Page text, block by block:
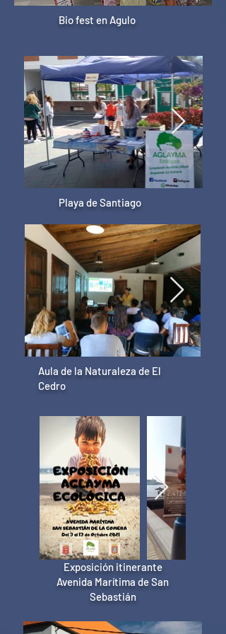
Bio fest en Agulo
Playa de Santiago
Aula de la Naturaleza de El
Cedro
Exposición itinerante
Avenida Marítima de San
Sebastián